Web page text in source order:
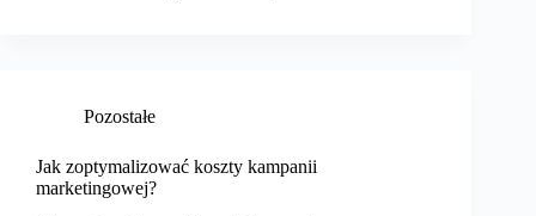
Pozostałe
Jak zoptymalizować koszty kampanii
marketingowej?